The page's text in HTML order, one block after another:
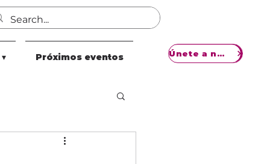
Próximos eventos Únete a nuestro movimiento